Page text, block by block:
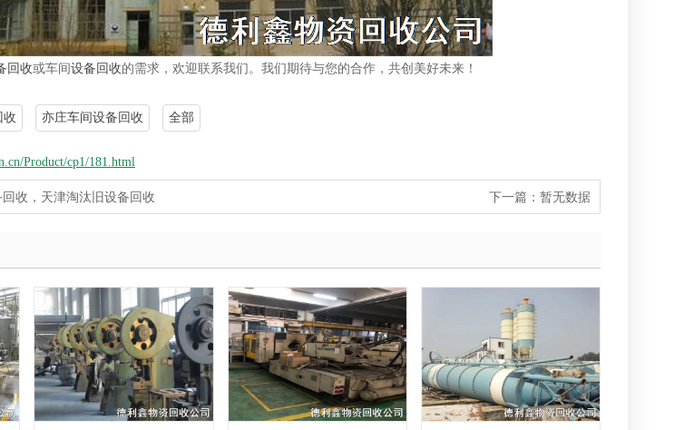
回收或车间设备回收的需求，欢迎联系我们。我们期待与您的合作，共创美好未来！
收 亦庄车间设备回收 全部
Product/cp1/181.html
收，天津淘汰旧设备回收 下一篇： 暂无数据